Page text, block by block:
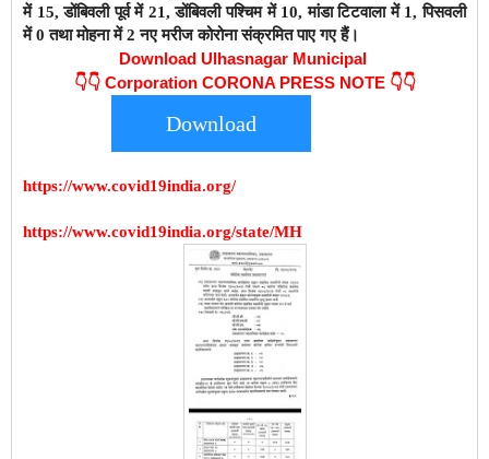
में 15, डोंबिवली पूर्व में 21, डोंबिवली पश्चिम में 10, मांडा टिटवाला में 1, पिसवली
में 0 तथा मोहना में 2 नए मरीज कोरोना संक्रमित पाए गए हैं।
Download Ulhasnagar Municipal
👇👇 Corporation CORONA PRESS NOTE 👇👇
Download
https://www.covid19india.org/
https://www.covid19india.org/state/MH